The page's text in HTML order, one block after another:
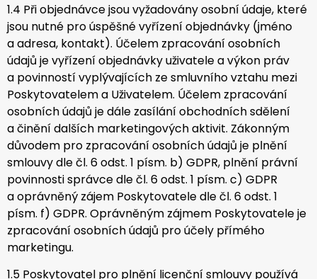
1.4 Při objednávce jsou vyžadovány osobní údaje, které
jsou nutné pro úspěšné vyřízení objednávky (jméno
a adresa, kontakt). Účelem zpracování osobních
údajů je vyřízení objednávky uživatele a výkon práv
a povinností vyplývajících ze smluvního vztahu mezi
Poskytovatelem a Uživatelem. Účelem zpracování
osobních údajů je dále zasílání obchodních sdělení
a činění dalších marketingových aktivit. Zákonným
důvodem pro zpracování osobních údajů je plnění
smlouvy dle čl. 6 odst. 1 písm. b) GDPR, plnění právní
povinnosti správce dle čl. 6 odst. 1 písm. c) GDPR
a oprávněný zájem Poskytovatele dle čl. 6 odst. 1
písm. f) GDPR. Oprávněným zájmem Poskytovatele je
zpracování osobních údajů pro účely přímého
marketingu.
1.5 Poskytovatel pro plnění licenční smlouvy používá